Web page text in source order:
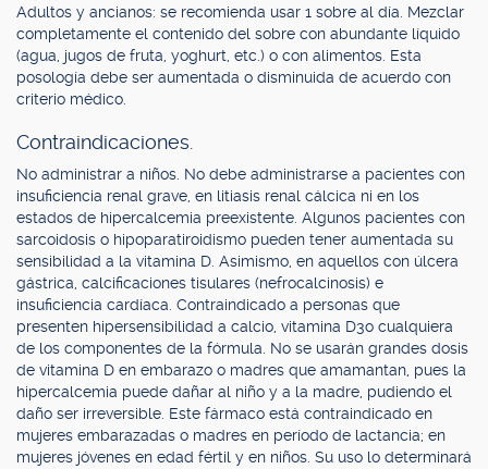
Adultos y ancianos: se recomienda usar 1 sobre al día. Mezclar
completamente el contenido del sobre con abundante líquido
(agua, jugos de fruta, yoghurt, etc.) o con alimentos. Esta
posología debe ser aumentada o disminuida de acuerdo con
criterio médico.
Contraindicaciones.
No administrar a niños. No debe administrarse a pacientes con
insuficiencia renal grave, en litiasis renal cálcica ni en los
estados de hipercalcemia preexistente. Algunos pacientes con
sarcoidosis o hipoparatiroidismo pueden tener aumentada su
sensibilidad a la vitamina D. Asimismo, en aquellos con úlcera
gástrica, calcificaciones tisulares (nefrocalcinosis) e
insuficiencia cardíaca. Contraindicado a personas que
presenten hipersensibilidad a calcio, vitamina D3o cualquiera
de los componentes de la fórmula. No se usarán grandes dosis
de vitamina D en embarazo o madres que amamantan, pues la
hipercalcemia puede dañar al niño y a la madre, pudiendo el
daño ser irreversible. Este fármaco está contraindicado en
mujeres embarazadas o madres en período de lactancia; en
mujeres jóvenes en edad fértil y en niños. Su uso lo determinará